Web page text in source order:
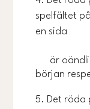
spelfältet
en sida
är
början
Det röda